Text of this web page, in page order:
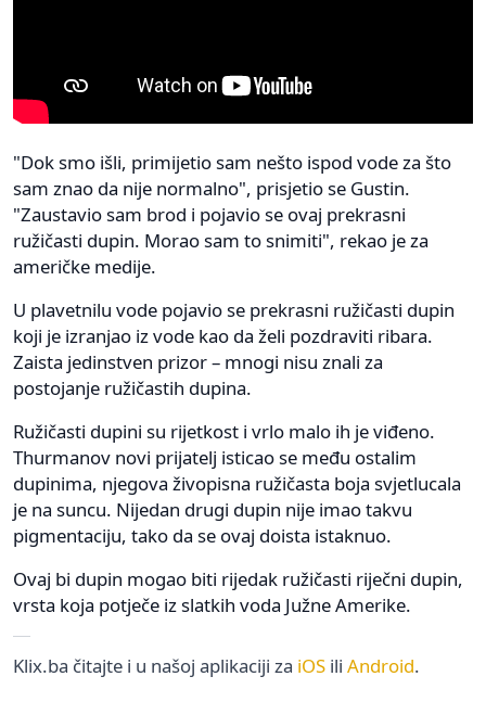
"Dok smo išli, primijetio sam nešto ispod vode za što
sam znao da nije normalno", prisjetio se Gustin.
"Zaustavio sam brod i pojavio se ovaj prekrasni
ružičasti dupin. Morao sam to snimiti", rekao je za
američke medije.
U plavetnilu vode pojavio se prekrasni ružičasti dupin
koji je izranjao iz vode kao da želi pozdraviti ribara.
Zaista jedinstven prizor – mnogi nisu znali za
postojanje ružičastih dupina.
Ružičasti dupini su rijetkost i vrlo malo ih je viđeno.
Thurmanov novi prijatelj isticao se među ostalim
dupinima, njegova živopisna ružičasta boja svjetlucala
je na suncu. Nijedan drugi dupin nije imao takvu
pigmentaciju, tako da se ovaj doista istaknuo.
Ovaj bi dupin mogao biti rijedak ružičasti riječni dupin,
vrsta koja potječe iz slatkih voda Južne Amerike.
Klix.ba čitajte i u našoj aplikaciji za iOS ili Android.